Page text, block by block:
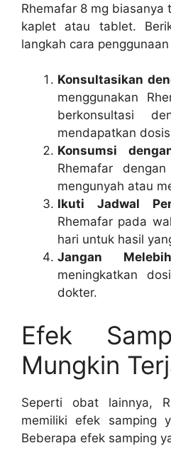
Rhemafar 8 mg
kaplet atau tablet.
langkah cara
Konsultasikan
menggunakan
berkonsultasi
mendapatkan
Konsumsi
Rhemafar
mengunyah atau
Ikuti Jadwal
Rhemafar pada
hari untuk hasil
Jangan
meningkatkan
dokter.
Efek
Mungkin
Seperti obat lainnya,
memiliki efek samping
Beberapa efek samping